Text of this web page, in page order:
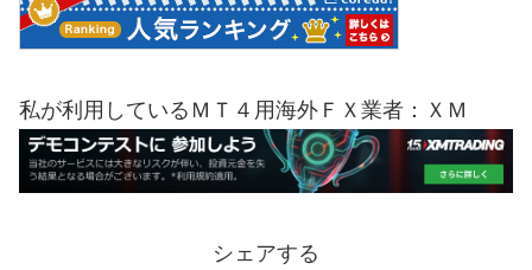
私が利用しているＭＴ４用海外ＦＸ業者：ＸＭ
シェアする